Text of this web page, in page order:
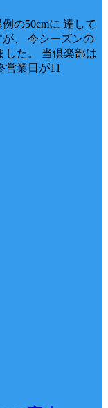
の50cmに 達して
、 今シーズンの
した。 当倶楽部は
営業日が11